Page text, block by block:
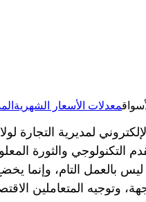
معدلات الأسعار الشهرية
لمديرية التجارة
التكنولوجي والثورة
ليس بالعمل التام، وإنما
وتوجيه المتعاملين